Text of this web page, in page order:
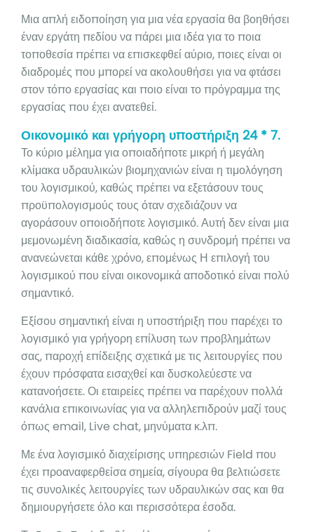
Μια απλή ειδοποίηση για μια νέα εργασία θα βοηθήσει
έναν εργάτη πεδίου να πάρει μια ιδέα για το ποια
τοποθεσία πρέπει να επισκεφθεί αύριο, ποιες είναι οι
διαδρομές που μπορεί να ακολουθήσει για να φτάσει
στον τόπο εργασίας και ποιο είναι το πρόγραμμα της
εργασίας που έχει ανατεθεί.
Οικονομικό και γρήγορη υποστήριξη 24 * 7.
Το κύριο μέλημα για οποιαδήποτε μικρή ή μεγάλη
κλίμακα υδραυλικών βιομηχανιών είναι η τιμολόγηση
του λογισμικού, καθώς πρέπει να εξετάσουν τους
προϋπολογισμούς τους όταν σχεδιάζουν να
αγοράσουν οποιοδήποτε λογισμικό. Αυτή δεν είναι μια
μεμονωμένη διαδικασία, καθώς η συνδρομή πρέπει να
ανανεώνεται κάθε χρόνο, επομένως Η επιλογή του
λογισμικού που είναι οικονομικά αποδοτικό είναι πολύ
σημαντικό.
Εξίσου σημαντική είναι η υποστήριξη που παρέχει το
λογισμικό για γρήγορη επίλυση των προβλημάτων
σας, παροχή επίδειξης σχετικά με τις λειτουργίες που
έχουν πρόσφατα εισαχθεί και δυσκολεύεστε να
κατανοήσετε. Οι εταιρείες πρέπει να παρέχουν πολλά
κανάλια επικοινωνίας για να αλληλεπιδρούν μαζί τους
όπως email, Live chat, μηνύματα κ.λπ.
Με ένα λογισμικό διαχείρισης υπηρεσιών Field που
έχει προαναφερθείσα σημεία, σίγουρα θα βελτιώσετε
τις συνολικές λειτουργίες των υδραυλικών σας και θα
δημιουργήσετε όλο και περισσότερα έσοδα.